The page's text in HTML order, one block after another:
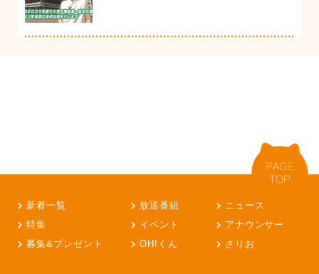
新着一覧 放送番組
ニュース
特集
イベント
アナウンサー
募集&プレゼント
OH!くん さりお